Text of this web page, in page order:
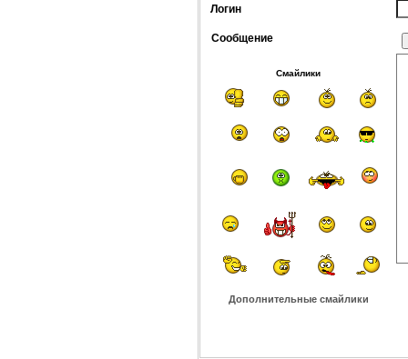
Логин
Сообщение
Смайлики
Дополнительные смайлики